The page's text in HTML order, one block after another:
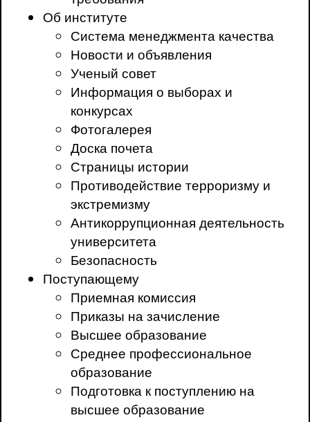
Об институте
Система менеджмента качества
Новости и объявления
Ученый совет
Информация о выборах и
конкурсах
Фотогалерея
Доска почета
Страницы истории
Противодействие терроризму и
экстремизму
Антикоррупционная деятельность
университета
Безопасность
Поступающему
Приемная комиссия
Приказы на зачисление
Высшее образование
Среднее профессиональное
образование
Подготовка к поступлению на
высшее образование